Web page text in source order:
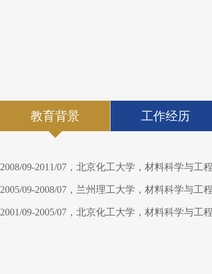
教育背景 工作经历
2008/09-2011/07 ，北京化工大学，材料科学与工
2005/09-2008/07 ，兰州理工大学，材料科学与工
2001/09-2005/07 ，北京化工大学，材料科学与工